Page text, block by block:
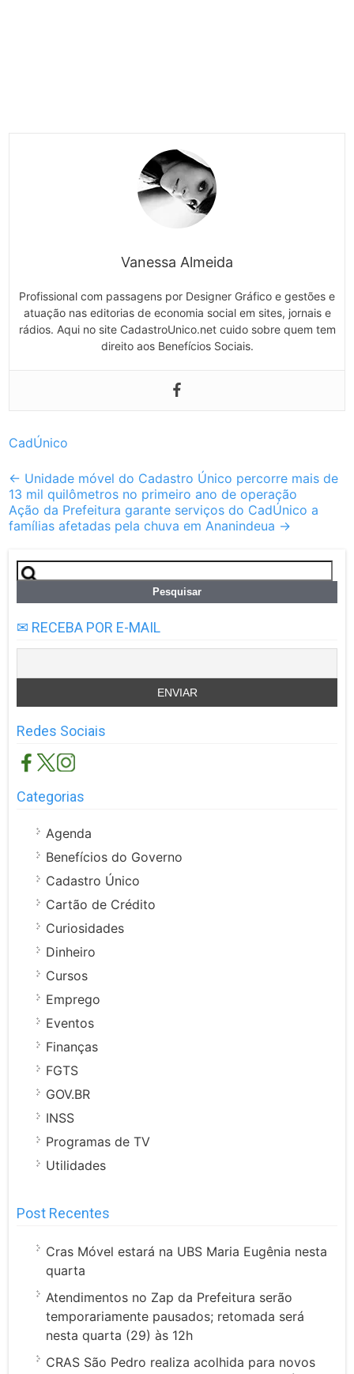
Vanessa Almeida
Profissional com passagens por Designer Gráfico e gestões e
atuação nas editorias de economia social em sites, jornais e
rádios. Aqui no site CadastroUnico.net cuido sobre quem tem
direito aos Benefícios Sociais.
CadÚnico
Post
navigation
← Unidade móvel do Cadastro Único percorre mais de
13 mil quilômetros no primeiro ano de operação
Ação da Prefeitura garante serviços do CadÚnico a
famílias afetadas pela chuva em Ananindeua →
Pesquisar
por:
✉ RECEBA POR E-MAIL
Redes Sociais
Categorias
Agenda
Benefícios do Governo
Cadastro Único
Cartão de Crédito
Curiosidades
Dinheiro
Cursos
Emprego
Eventos
Finanças
FGTS
GOV.BR
INSS
Programas de TV
Utilidades
Post Recentes
Cras Móvel estará na UBS Maria Eugênia nesta
quarta
Atendimentos no Zap da Prefeitura serão
temporariamente pausados; retomada será
nesta quarta (29) às 12h
CRAS São Pedro realiza acolhida para novos